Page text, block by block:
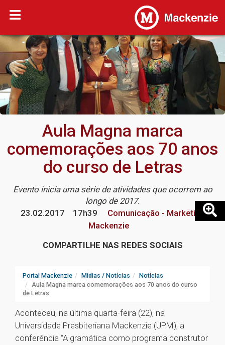
Aula Magna marca
comemorações aos 70 anos
do curso de Letras
Evento inicia uma série de atividades que ocorrem ao
longo de 2017.
23.02.2017
17h39
Comunicação - Marketing
Mackenzie
COMPARTILHE NAS REDES SOCIAIS
Portal Mackenzie Mídias / Notícias
Notícias
Aula Magna marca comemorações aos 70 anos do curso
de Letras
Aconteceu, na última quarta-feira (22), na
Universidade Presbiteriana Mackenzie (UPM), a
conferência “A gramática como programa construtor